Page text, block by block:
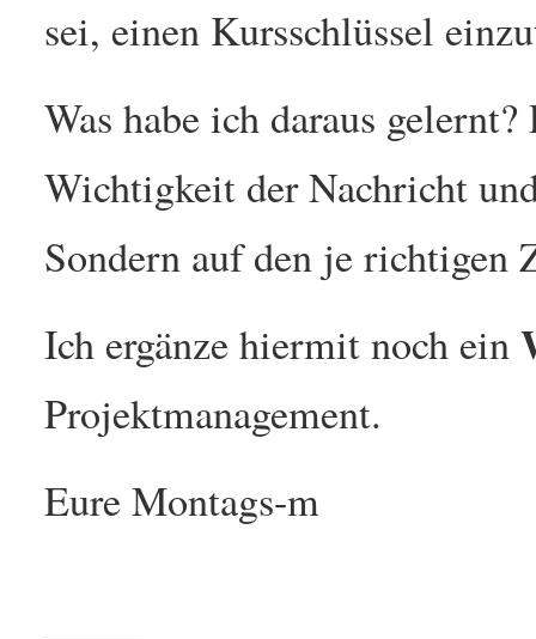
sei, einen Kursschlüssel
Was habe ich daraus
Wichtigkeit der Nachricht
Sondern auf den je richtigen
Ich ergänze hiermit noch ein
Projektmanagement.
Eure Montags-m